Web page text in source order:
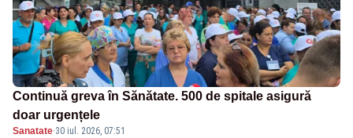
Continuă greva în Sănătate. 500 de spitale asigură
doar urgențele
Sanatate·30 iul. 2026, 07:51